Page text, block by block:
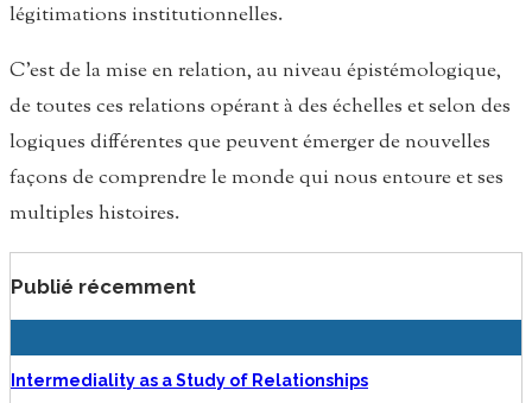
légitimations institutionnelles.
C’est de la mise en relation, au niveau épistémologique,
de toutes ces relations opérant à des échelles et selon des
logiques différentes que peuvent émerger de nouvelles
façons de comprendre le monde qui nous entoure et ses
multiples histoires.
Publié récemment
Intermediality as a Study of Relationships